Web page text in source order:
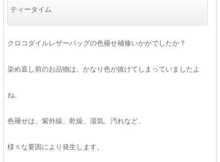
ティータイム
クロコダイルレザーバッグの色褪せ補修いかがでしたか？
染め直し前のお品物は、かなり色が抜けてしまっていましたよ
ね。
色褪せは、紫外線、乾燥、湿気、汚れなど、
様々な要因により発生します。